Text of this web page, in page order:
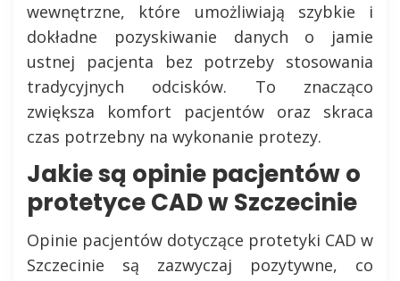
wewnętrzne, które umożliwiają szybkie i
dokładne pozyskiwanie danych o jamie
ustnej pacjenta bez potrzeby stosowania
tradycyjnych odcisków. To znacząco
zwiększa komfort pacjentów oraz skraca
czas potrzebny na wykonanie protezy.
Jakie są opinie pacjentów o
protetyce CAD w Szczecinie
Opinie pacjentów dotyczące protetyki CAD w
Szczecinie są zazwyczaj pozytywne, co